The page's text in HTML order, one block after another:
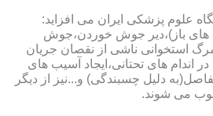
علوم پزشکی ایران می افزاید:
باز)،دیر جوش خوردن،جوش
استخوانی ناشی از نقصان جریان
اندام های تحتانی،ایجاد آسیب های
دلیل چسبندگی) و...نیز از دیگر
می شوند.